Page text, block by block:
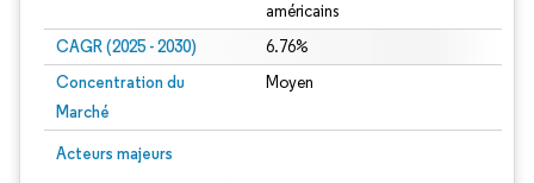
américains
CAGR (2025 - 2030) 6.76%
Concentration du
Marché
Moyen
Acteurs majeurs